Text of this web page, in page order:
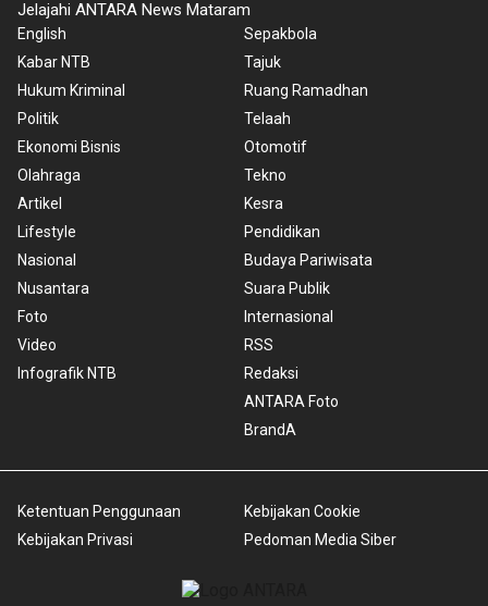
Jelajahi ANTARA News Mataram
English
Kabar NTB
Hukum Kriminal
Politik
Ekonomi Bisnis
Olahraga
Artikel
Lifestyle
Nasional
Nusantara
Foto
Video
Infografik NTB
Sepakbola
Tajuk
Ruang Ramadhan
Telaah
Otomotif
Tekno
Kesra
Pendidikan
Budaya Pariwisata
Suara Publik
Internasional
RSS
Redaksi
ANTARA Foto
BrandA
Ketentuan Penggunaan
Kebijakan Privasi
Kebijakan Cookie
Pedoman Media Siber